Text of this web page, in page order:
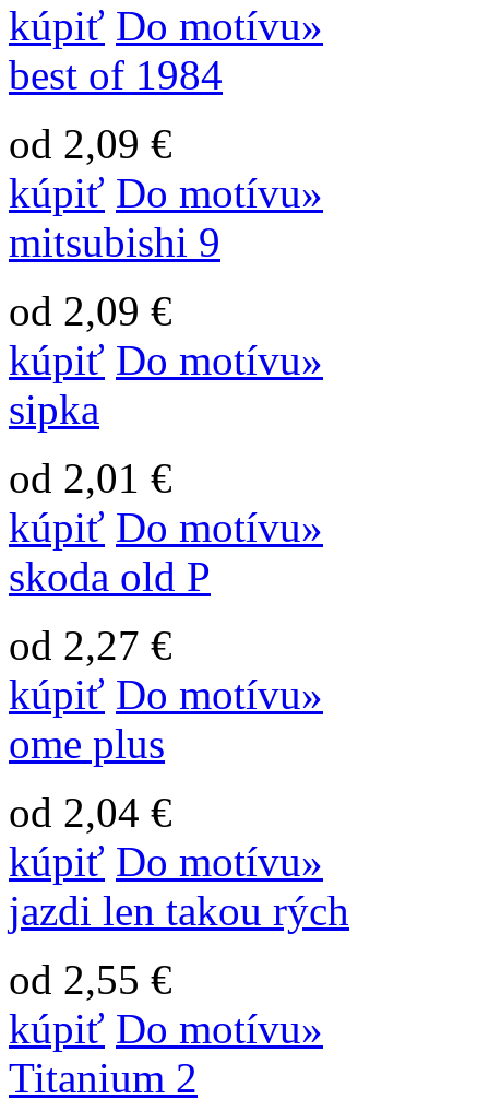
kúpiť Do motívu»
best of 1984
od 2,09 €
kúpiť Do motívu»
mitsubishi 9
od 2,09 €
kúpiť Do motívu»
sipka
od 2,01 €
kúpiť Do motívu»
skoda old P
od 2,27 €
kúpiť Do motívu»
ome plus
od 2,04 €
kúpiť Do motívu»
jazdi len takou rých
od 2,55 €
kúpiť Do motívu»
Titanium 2